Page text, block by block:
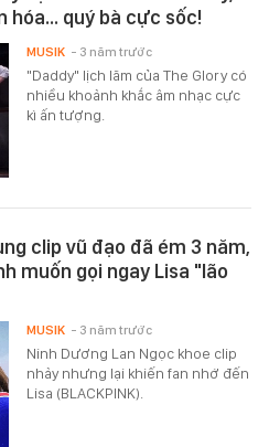
hóa... quý bà cực sốc!
"Daddy" lịch lãm của The Glory có
nhiều khoảnh khắc âm nhạc cực
kì ấn tượng.
MUSIK - 3 năm trước
clip vũ đạo đã ém 3 năm,
muốn gọi ngay Lisa "lão
Ninh Dương Lan Ngọc khoe clip
nhảy nhưng lại khiến fan nhớ đến
Lisa (BLACKPINK).
MUSIK - 3 năm trước